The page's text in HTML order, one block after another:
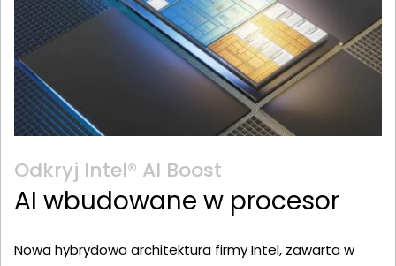
Odkryj Intel® AI Boost
AI wbudowane w procesor
Nowa hybrydowa architektura firmy Intel, zawarta w